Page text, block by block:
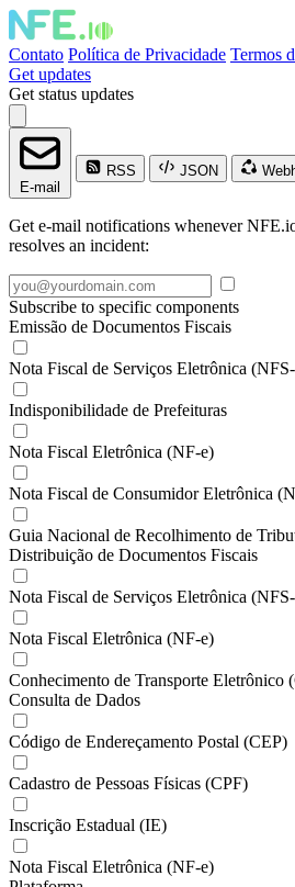
Contato Política de Privacidade Termos
Get updates
Get status updates
E-mail
RSS JSON
Get e-mail notifications whenever
resolves an incident:
Subscribe to specific components
Emissão de Documentos Fiscais
Nota Fiscal de Serviços Eletrônica
Indisponibilidade de Prefeituras
Nota Fiscal Eletrônica (NF-e)
Nota Fiscal de Consumidor Eletrônica
Guia Nacional de Recolhimento de
Distribuição de Documentos Fiscais
Nota Fiscal de Serviços Eletrônica
Nota Fiscal Eletrônica (NF-e)
Conhecimento de Transporte Eletrônico
Consulta de Dados
Código de Endereçamento Postal (CEP)
Cadastro de Pessoas Físicas (CPF)
Inscrição Estadual (IE)
Nota Fiscal Eletrônica (NF-e)